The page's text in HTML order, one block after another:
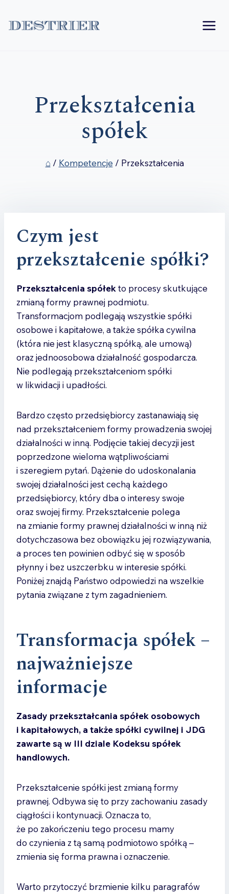
do
Przekształcenia
spółek
⌂ / Kompetencje / Przekształcenia
Czym jest
przekształcenie spółki?
Przekształcenia spółek to procesy skutkujące
zmianą formy prawnej podmiotu.
Transformacjom podlegają wszystkie spółki
osobowe i kapitałowe, a także spółka cywilna
(która nie jest klasyczną spółką, ale umową)
oraz jednoosobowa działalność gospodarcza.
Nie podlegają przekształceniom spółki
w likwidacji i upadłości.
Bardzo często przedsiębiorcy zastanawiają się
nad przekształceniem formy prowadzenia swojej
działalności w inną. Podjęcie takiej decyzji jest
poprzedzone wieloma wątpliwościami
i szeregiem pytań. Dążenie do udoskonalania
swojej działalności jest cechą każdego
przedsiębiorcy, który dba o interesy swoje
oraz swojej firmy. Przekształcenie polega
na zmianie formy prawnej działalności w inną niż
dotychczasowa bez obowiązku jej rozwiązywania,
a proces ten powinien odbyć się w sposób
płynny i bez uszczerbku w interesie spółki.
Poniżej znajdą Państwo odpowiedzi na wszelkie
pytania związane z tym zagadnieniem.
Transformacja spółek –
najważniejsze
informacje
Zasady przekształcania spółek osobowych
i kapitałowych, a także spółki cywilnej i JDG
zawarte są w III dziale Kodeksu spółek
handlowych.
Przekształcenie spółki jest zmianą formy
prawnej. Odbywa się to przy zachowaniu zasady
ciągłości i kontynuacji. Oznacza to,
że po zakończeniu tego procesu mamy
do czynienia z tą samą podmiotowo spółką –
zmienia się forma prawna i oznaczenie.
Warto przytoczyć brzmienie kilku paragrafów